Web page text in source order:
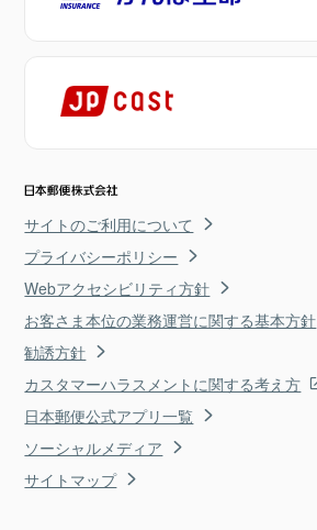
サイトのご利用について
プライバシーポリシー
Webアクセシビリティ方針
お客さま本位の業務運営に関する基本方針
勧誘方針
カスタマーハラスメントに関する考え方
日本郵便公式アプリ一覧
ソーシャルメディア
サイトマップ